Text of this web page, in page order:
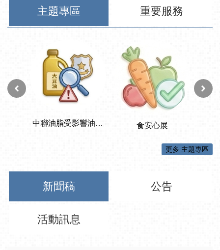
主題專區 重要服務
更多 主題專區
新聞稿 公告
活動訊息